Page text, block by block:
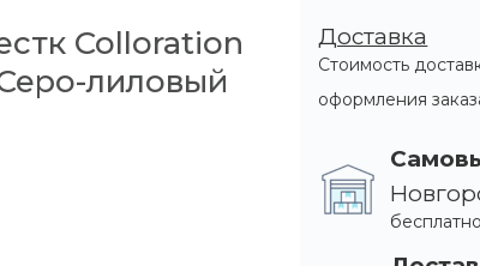
Colloration
лиловый
Доставка
Стоимость
оформления
бесплатно